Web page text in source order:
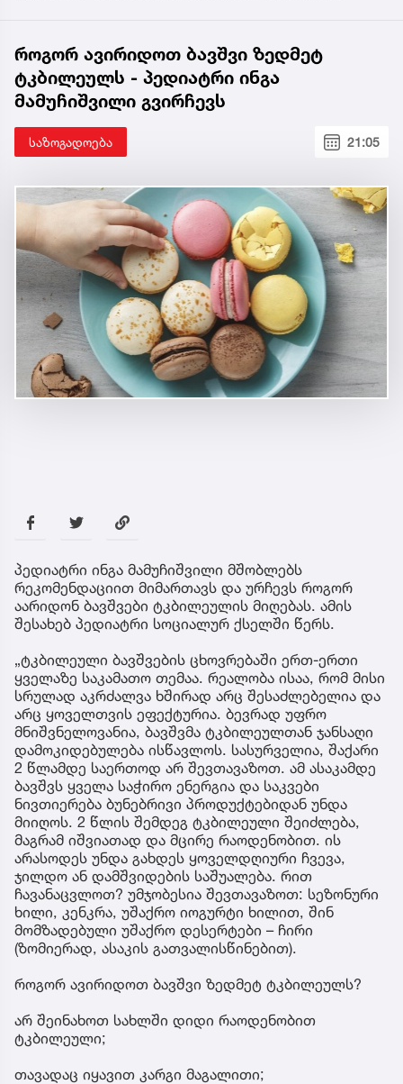
როგორ ავირიდოთ ბავშვი ზედმეტ
ტკბილეულს - პედიატრი ინგა
მამუჩიშვილი გვირჩევს
საზოგადოება 21:05
პედიატრი ინგა მამუჩიშვილი მშობლებს
რეკომენდაციით მიმართავს და ურჩევს როგორ
აარიდონ ბავშვები ტკბილეულის მიღებას. ამის
შესახებ პედიატრი სოციალურ ქსელში წერს.
„ტკბილეული ბავშვების ცხოვრებაში ერთ-ერთი
ყველაზე საკამათო თემაა. რეალობა ისაა, რომ მისი
სრულად აკრძალვა ხშირად არც შესაძლებელია და
არც ყოველთვის ეფექტურია. ბევრად უფრო
მნიშვნელოვანია, ბავშვმა ტკბილეულთან ჯანსაღი
დამოკიდებულება ისწავლოს. სასურველია, შაქარი
2 წლამდე საერთოდ არ შევთავაზოთ. ამ ასაკამდე
ბავშვს ყველა საჭირო ენერგია და საკვები
ნივთიერება ბუნებრივი პროდუქტებიდან უნდა
მიიღოს. 2 წლის შემდეგ ტკბილეული შეიძლება,
მაგრამ იშვიათად და მცირე რაოდენობით. ის
არასოდეს უნდა გახდეს ყოველდღიური ჩვევა,
ჯილდო ან დამშვიდების საშუალება. რით
ჩავანაცვლოთ? უმჯობესია შევთავაზოთ: სეზონური
ხილი, კენკრა, უშაქრო იოგურტი ხილით, შინ
მომზადებული უშაქრო დესერტები – ჩირი
(ზომიერად, ასაკის გათვალისწინებით).
როგორ ავირიდოთ ბავშვი ზედმეტ ტკბილეულს?
არ შეინახოთ სახლში დიდი რაოდენობით
ტკბილეული;
თავადაც იყავით კარგი მაგალითი;